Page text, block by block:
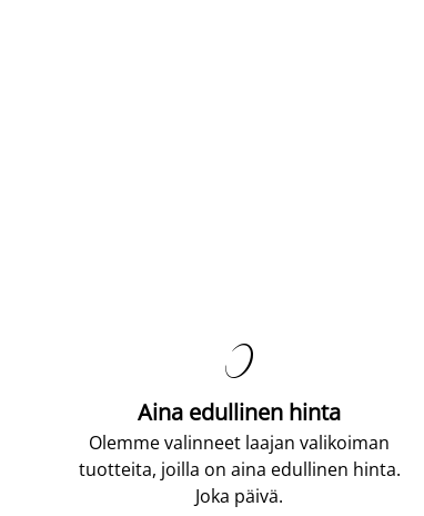

Aina edullinen hinta
Olemme valinneet laajan valikoiman
tuotteita, joilla on aina edullinen hinta.
Joka päivä.